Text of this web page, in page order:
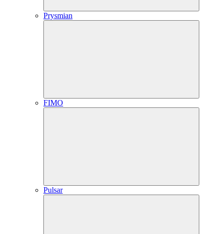
Prysmian
FIMO
Pulsar